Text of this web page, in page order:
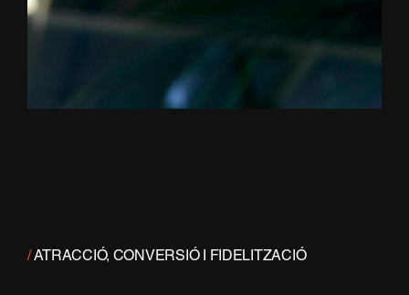
/ATRACCIÓ, CONVERSIÓ I FIDELITZACIÓ